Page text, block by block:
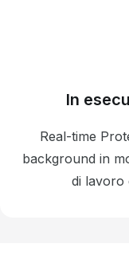
In
Real-time
background in
di lavoro